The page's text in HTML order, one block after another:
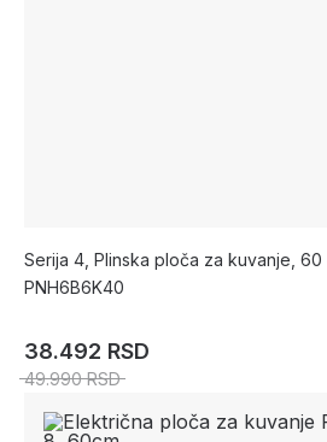
Serija 4, Plinska ploča za kuvanje, 60
PNH6B6K40
38.492 RSD
49.990 RSD